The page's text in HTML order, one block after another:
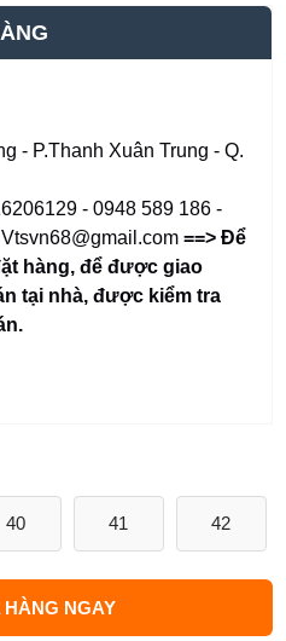
- P.Thanh Xuân Trung - Q.
- 0948 589 186 -
==> Để
hàng,để được giao
tại nhà, được kiểm tra
40 41 42
HÀNG NGAY